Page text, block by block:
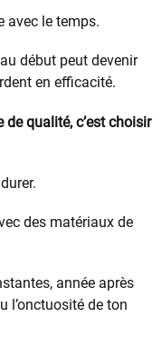
avec le temps.
début peut devenir
en efficacité.
qualité, c’est choisir
des matériaux de
année après
l’onctuosité de ton